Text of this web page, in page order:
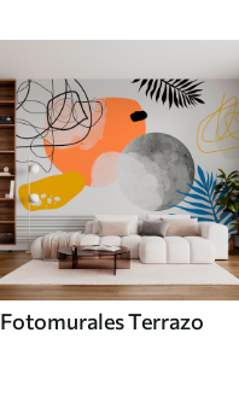
Fotomurales Terrazo